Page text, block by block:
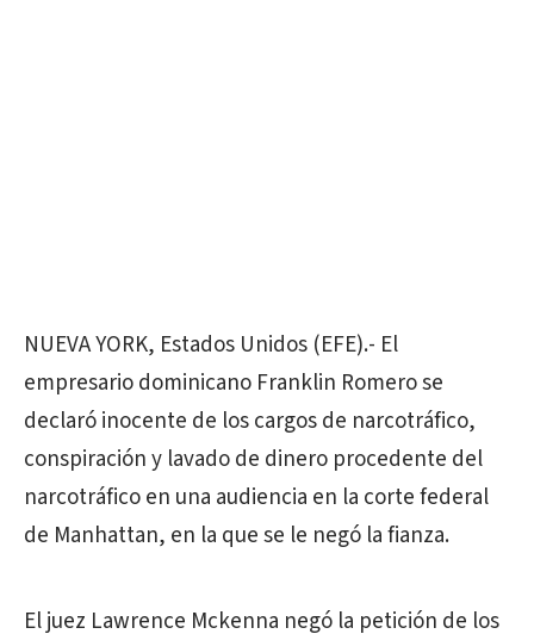
NUEVA YORK, Estados Unidos (EFE).- El
empresario dominicano Franklin Romero se
declaró inocente de los cargos de narcotráfico,
conspiración y lavado de dinero procedente del
narcotráfico en una audiencia en la corte federal
de Manhattan, en la que se le negó la fianza.
El juez Lawrence Mckenna negó la petición de los